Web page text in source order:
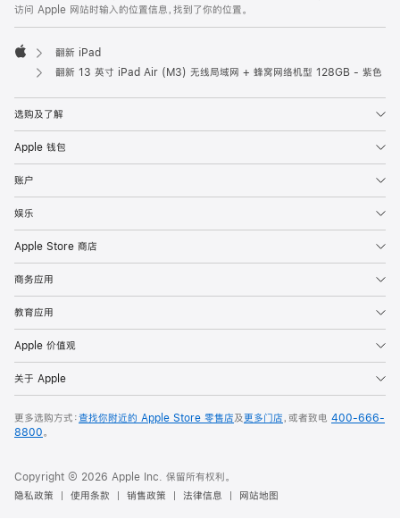
访问 Apple 网站时输入的位置信息，找到了你的位置。
Apple
翻新 iPad
翻新 13 英寸 iPad Air (M3) 无线局域网 + 蜂窝网络机型 128GB - 紫色
选购及了解
Apple 钱包
账户
娱乐
Apple Store 商店
商务应用
教育应用
Apple 价值观
关于 Apple
更多选购方式：查找你附近的 Apple Store 零售店及更多门店，或者致电 400-666-
8800。
Copyright © 2026 Apple Inc. 保留所有权利。
隐私政策
使用条款 销售政策 法律信息 网站地图